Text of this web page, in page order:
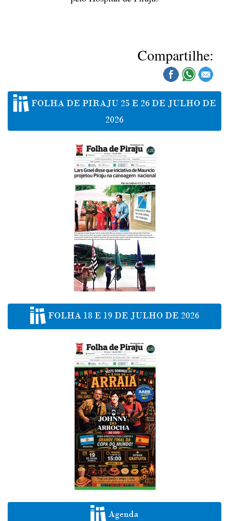
Compartilhe:
FOLHA DE PIRAJU 25 E 26 DE JULHO DE
2026
FOLHA 18 E 19 DE JULHO DE 2026
Agenda